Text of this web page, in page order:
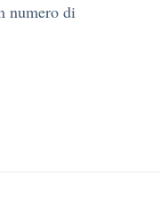
numero di